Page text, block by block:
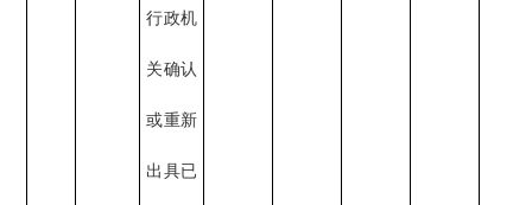
行政机
关确认
或重新
出具已